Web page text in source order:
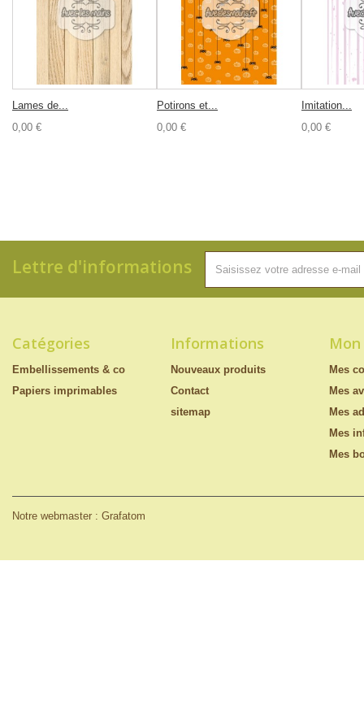
Lames de...
0,00 €
Potirons et...
0,00 €
Imitation...
0,00 €
Lettre d'informations
Catégories
Embellissements & co
Papiers imprimables
Informations
Nouveaux produits
Contact
sitemap
Notre webmaster : Grafatom
Mes
Mes
Mes
Mes
Mes